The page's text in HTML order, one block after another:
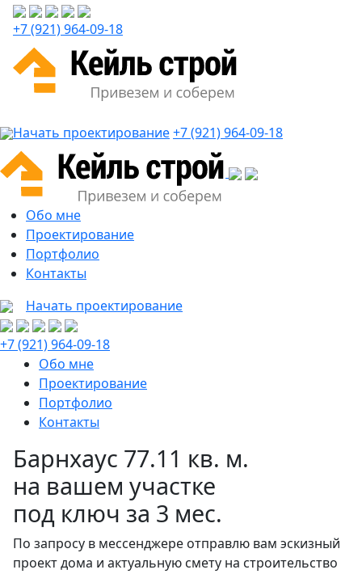
+7 (921) 964-09-18
Начать проектирование+7 (921) 964-09-18
Обо мне
Проектирование
Портфолио
Контакты
Начать проектирование
+7 (921) 964-09-18
Обо мне
Проектирование
Портфолио
Контакты
Барнхаус 77.11 кв. м.
на вашем участке
под ключ за 3 мес.
По запросу в мессенджере отправлю вам эскизный
проект дома и актуальную смету на строительство